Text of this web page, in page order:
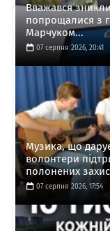
Вважався
попрощалися з
Марчуком...
07 серпня 2026, 20:41
Музика, що
волонтери
полонених
07 серпня 2026, 17:54